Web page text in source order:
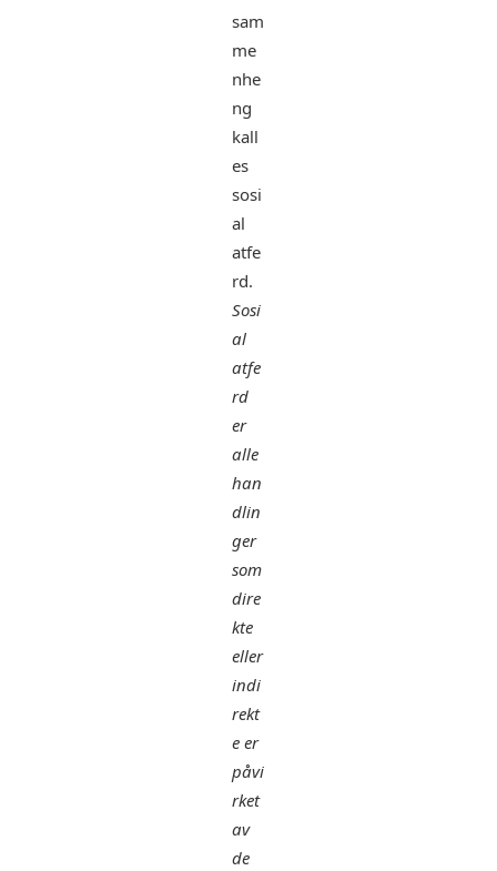
sam
me
nhe
ng
kall
es
sosi
al
atfe
rd.
Sosi
al
atfe
rd
er
alle
han
dlin
ger
som
dire
kte
eller
indi
rekt
e er
påvi
rket
av
de